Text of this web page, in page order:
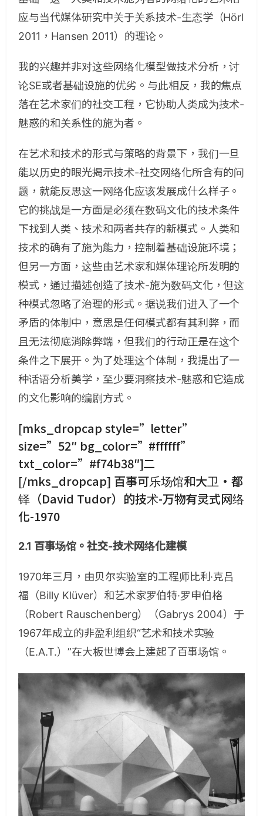
应与当代媒体研究中关于关系技术-生态学（Hörl
2011，Hansen 2011）的理论。
我的兴趣并非对这些网络化模型做技术分析，讨
论SE或者基础设施的优劣。与此相反，我的焦点
落在艺术家们的社交工程，它协助人类成为技术-
魅惑的和关系性的施为者。
在艺术和技术的形式与策略的背景下，我们一旦
能以历史的眼光揭示技术-社交网络化所含有的问
题，就能反思这一网络化应该发展成什么样子。
它的挑战是一方面是必须在数码文化的技术条件
下找到人类、技术和两者共存的新模式。人类和
技术的确有了施为能力，控制着基础设施环境；
但另一方面，这些由艺术家和媒体理论所发明的
模式，通过描述创造了技术-施为数码文化，但这
种模式忽略了治理的形式。据说我们进入了一个
矛盾的体制中，意思是任何模式都有其利弊，而
且无法彻底消除弊端，但我们的行动正是在这个
条件之下展开。为了处理这个体制，我提出了一
种话语分析美学，至少要洞察技术-魅惑和它造成
的文化影响的编剧方式。
[mks_dropcap style=”letter”
size=”52″ bg_color=”#ffffff”
txt_color=”#f74b38″]二
[/mks_dropcap] 百事可乐场馆和大卫·都
铎（David Tudor）的技术-万物有灵式网络
化-1970
2.1 百事场馆。社交-技术网络化建模
1970年三月，由贝尔实验室的工程师比利·克吕
福（Billy Klüver）和艺术家罗伯特·罗申伯格
（Robert Rauschenberg）（Gabrys 2004）于
1967年成立的非盈利组织“艺术和技术实验
（E.A.T.）”在大板世博会上建起了百事场馆。